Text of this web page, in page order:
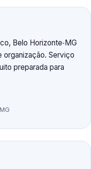
Belo Horizonte‑MG
organização. Serviço
preparada para